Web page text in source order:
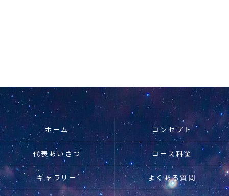
ホーム コンセプト
代表あいさつ コース料金
ギャラリー よくある質問